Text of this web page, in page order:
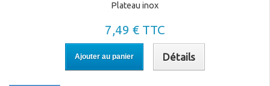
Plateau inox
7,49 € TTC
Ajouter au panier Détails